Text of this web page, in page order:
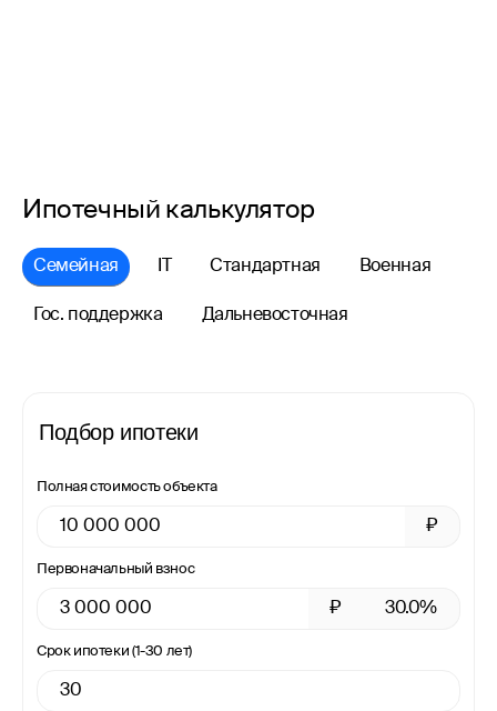
Ипотечный калькулятор
Семейная IT Стандартная Военная
Гос. поддержка Дальневосточная
Подбор ипотеки
Полная стоимость объекта
₽
Первоначальный взнос
₽ 30.0%
Срок ипотеки (1-30 лет)